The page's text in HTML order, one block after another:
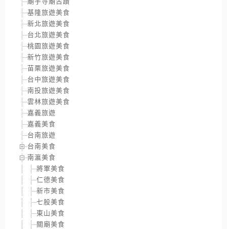
基隆旅遊美食
新北旅遊美食
台北旅遊美食
桃園旅遊美食
新竹旅遊美食
苗栗旅遊美食
台中旅遊美食
南投旅遊美食
雲林旅遊美食
嘉義旅遊
嘉義美食
台南旅遊
台南美食
南瀛美食
將軍美食
仁德美食
新市美食
七股美食
東山美食
關廟美食